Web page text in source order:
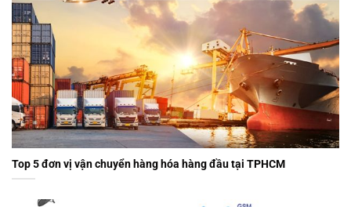
Top 5 đơn vị vận chuyển hàng hóa hàng đầu tại TPHCM